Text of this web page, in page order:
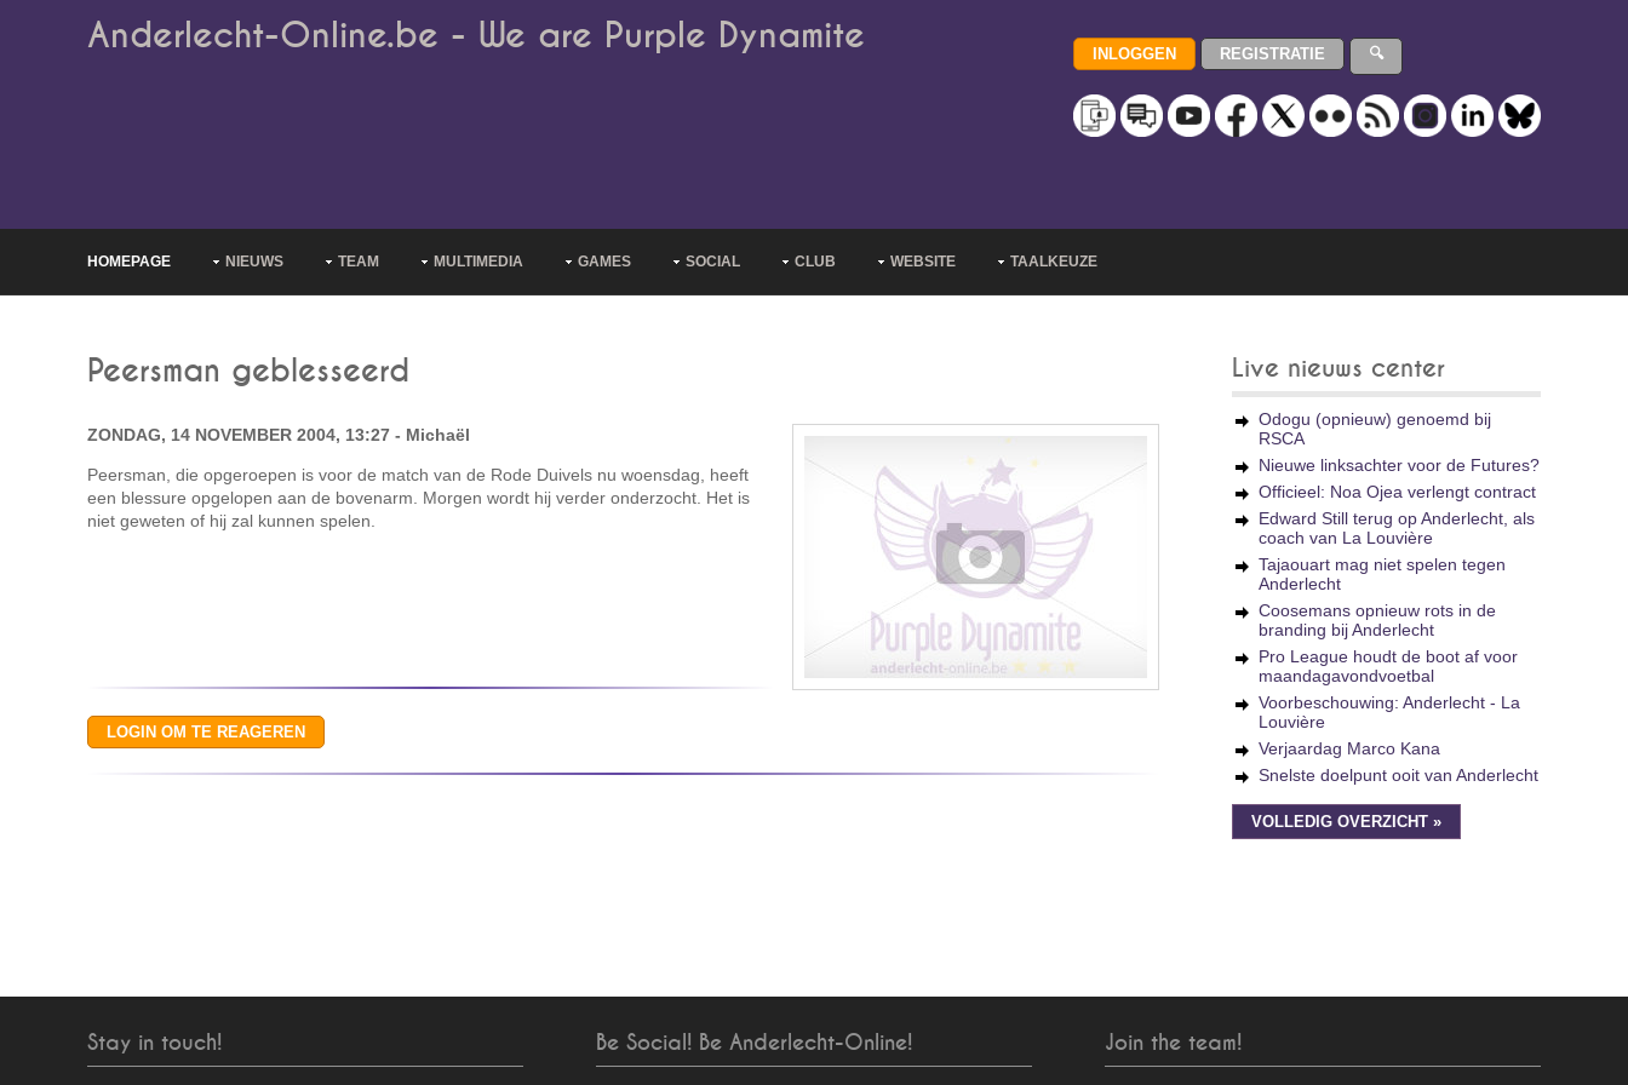
Anderlecht-Online.be - We are Purple Dynamite
HOMEPAGE NIEUWS TEAM MULTIMEDIA GAMES SOCIAL CLUB WEBSITE TAALKEUZE
Peersman geblesseerd
ZONDAG, 14 NOVEMBER 2004, 13:27 - Michaël
Peersman, die opgeroepen is voor de match van de Rode Duivels nu woensdag, heeft
een blessure opgelopen aan de bovenarm. Morgen wordt hij verder onderzocht. Het is
niet geweten of hij zal kunnen spelen.
Live nieuws center
Odogu (opnieuw) genoemd bij
RSCA
Nieuwe linksachter voor de Futures?
Officieel: Noa Ojea verlengt contract
Edward Still terug op Anderlecht, als
coach van La Louvière
Tajaouart mag niet spelen tegen
Anderlecht
Coosemans opnieuw rots in de
branding bij Anderlecht
Pro League houdt de boot af voor
maandagavondvoetbal
Voorbeschouwing: Anderlecht - La
Louvière
Verjaardag Marco Kana
Snelste doelpunt ooit van Anderlecht
VOLLEDIG OVERZICHT »
Stay in touch! Be Social! Be Anderlecht-Online! Join the team!